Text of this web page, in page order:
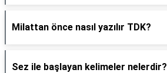
Milattan önce nasıl yazılır TDK?
Sez ile başlayan kelimeler nelerdir?